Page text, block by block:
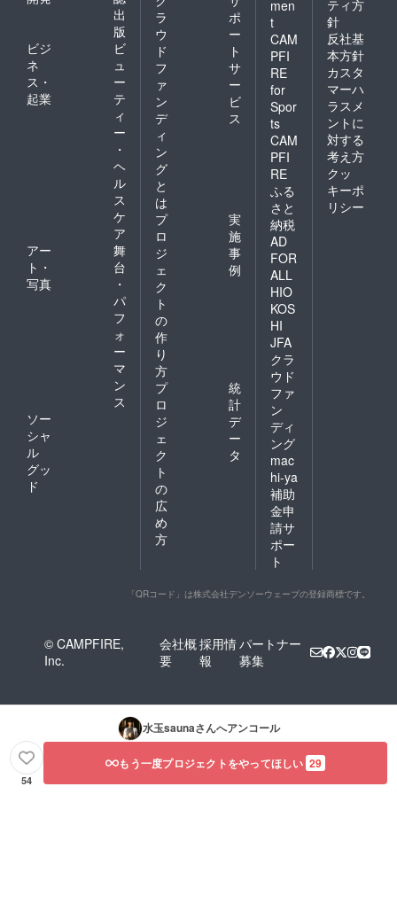
出
版
ビジ
ネ
ス・
起業
ビ
ュ
ー
テ
ィ
ー
・
ヘ
ル
ス
ケ
ア
アー
ト・
写真
舞
台
・
パ
フ
ォ
ー
マ
ン
ス
ソー
シャ
ル
グッ
ド
ラ
ウ
ド
フ
ァ
ン
デ
ィ
ン
グ
と
は
ポ
ー
ト
サ
ー
ビ
ス
プ
ロ
ジ
ェ
ク
ト
の
作
り
方
実
施
事
例
プ
ロ
ジ
ェ
ク
ト
の
広
め
方
統
計
デ
ー
タ
men
t
CAM
PFI
RE
for
Spor
ts
CAM
PFI
RE
ふる
さと
納税
AD
FOR
ALL
HIO
KOS
HI
JFA
クラ
ウド
ファ
ン
ディ
ング
mac
hi-ya
補助
金申
請サ
ポー
ト
ティ方
針
反社基
本方針
カスタ
マーハ
ラスメ
ントに
対する
考え方
クッ
キーポ
リシー
「QRコード」は株式会社デンソーウェーブの登録商標です。
© CAMPFIRE,
Inc.
会社概
要
採用情
報
パートナー
募集
水玉saunaさんへアンコール
54
もう一度プロジェクトをやってほしい 29